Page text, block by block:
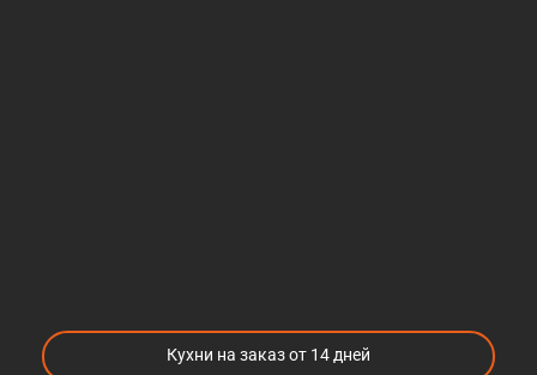
Кухни на заказ от 14 дней